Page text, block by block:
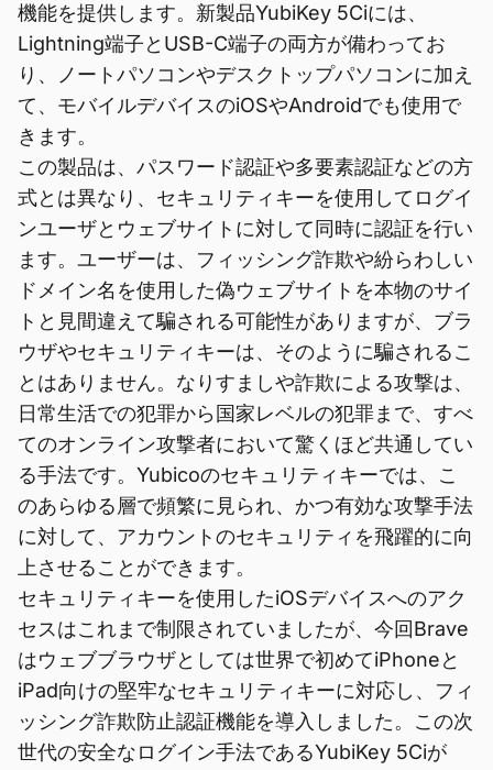
機能を提供します。新製品YubiKey 5Ciには、
Lightning端子とUSB-C端子の両方が備わってお
り、ノートパソコンやデスクトップパソコンに加え
て、モバイルデバイスのiOSやAndroidでも使用で
きます。
この製品は、パスワード認証や多要素認証などの方
式とは異なり、セキュリティキーを使用してログイ
ンユーザとウェブサイトに対して同時に認証を行い
ます。ユーザーは、フィッシング詐欺や紛らわしい
ドメイン名を使用した偽ウェブサイトを本物のサイ
トと見間違えて騙される可能性がありますが、ブラ
ウザやセキュリティキーは、そのように騙されるこ
とはありません。なりすましや詐欺による攻撃は、
日常生活での犯罪から国家レベルの犯罪まで、すべ
てのオンライン攻撃者において驚くほど共通してい
る手法です。Yubicoのセキュリティキーでは、こ
のあらゆる層で頻繁に見られ、かつ有効な攻撃手法
に対して、アカウントのセキュリティを飛躍的に向
上させることができます。
セキュリティキーを使用したiOSデバイスへのアク
セスはこれまで制限されていましたが、今回Brave
はウェブブラウザとしては世界で初めてiPhoneと
iPad向けの堅牢なセキュリティキーに対応し、フィ
ッシング詐欺防止認証機能を導入しました。この次
世代の安全なログイン手法であるYubiKey 5Ciが